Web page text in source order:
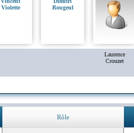
Violette
Rougeul
Laurence
Crouzet
Rôle